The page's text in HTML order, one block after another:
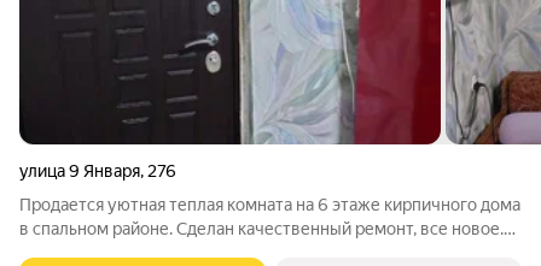
улица 9 Января, 276
Продается уютная теплая комната на 6 этаже кирпичного дома
в спальном районе. Сделан качественный ремонт, все новое.